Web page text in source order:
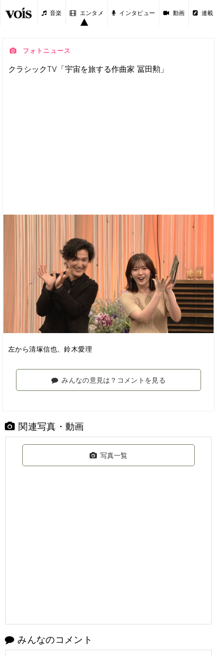
音楽 エンタメ インタビュー 動画 連載
フォトニュース
クラシックTV「宇宙を旅する作曲家 冨田勲」
左から清塚信也、鈴木愛理
みんなの意見は？コメントを見る
関連写真・動画
写真一覧
みんなのコメント